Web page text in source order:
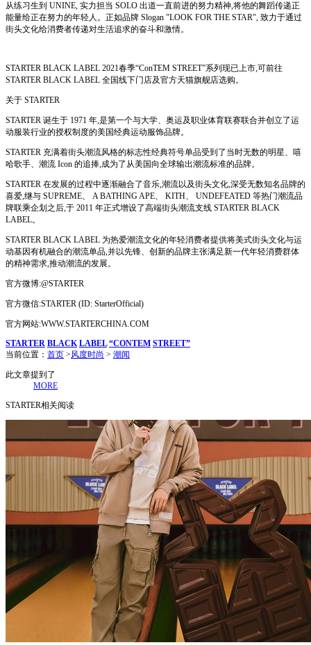
从练习生到 UNINE, 实力担当 SOLO 出道一直前进的努力精神,将他的舞蹈传递正
能量给正在努力的年轻人。正如品牌 Slogan "LOOK FOR THE STAR", 致力于通过
街头文化给消费者传递对生活追求的奋斗和激情。
STARTER BLACK LABEL 2021春季“ConTEM STREET”系列现已上市,可前往
STARTER BLACK LABEL 全国线下门店及官方天猫旗舰店选购。
关于 STARTER
STARTER 诞生于 1971 年,是第一个与大学、奥运及职业体育联赛联合并创立了运
动服装行业的授权制度的美国经典运动服饰品牌。
STARTER 充满着街头潮流风格的标志性经典符号单品受到了当时无数的明星、嘻
哈歌手、潮流 Icon 的追捧,成为了从美国向全球输出潮流标准的品牌。
STARTER 在发展的过程中逐渐融合了音乐,潮流以及街头文化,深受无数知名品牌的
喜爱,继与 SUPREME、 A BATHING APE、 KITH、 UNDEFEATED 等热门潮流品
牌联乘企划之后,于 2011 年正式增设了高端街头潮流支线 STARTER BLACK
LABEL。
STARTER BLACK LABEL 为热爱潮流文化的年轻消费者提供将美式街头文化与运
动基因有机融合的潮流单品,并以先锋、创新的品牌主张满足新一代年轻消费群体
的精神需求,推动潮流的发展。
官方微博:@STARTER
官方微信:STARTER (ID: StarterOfficial)
官方网站:WWW.STARTERCHINA.COM
STARTER BLACK LABEL “CONTEM STREET”
当前位置： 首页 >风度时尚 > 潮闻
此文章提到了
MORE
STARTER相关阅读